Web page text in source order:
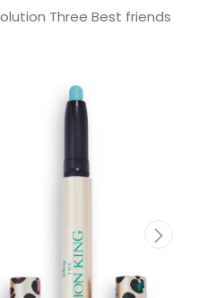
Three Best friends